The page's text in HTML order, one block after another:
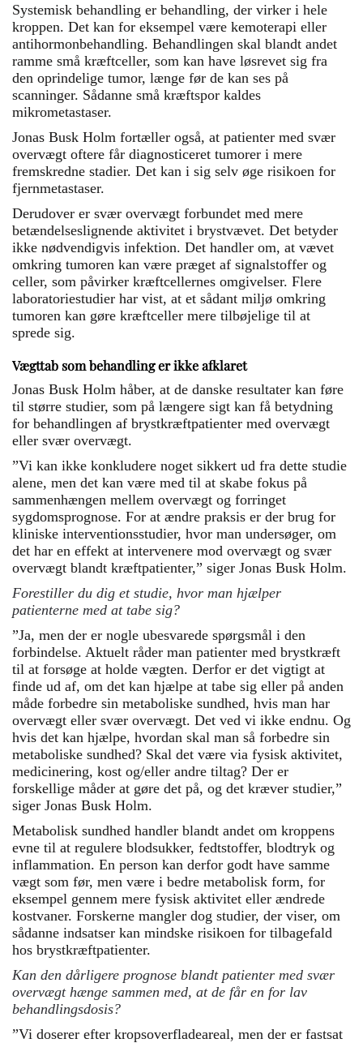
Systemisk behandling er behandling, der virker i hele
kroppen. Det kan for eksempel være kemoterapi eller
antihormonbehandling. Behandlingen skal blandt andet
ramme små kræftceller, som kan have løsrevet sig fra
den oprindelige tumor, længe før de kan ses på
scanninger. Sådanne små kræftspor kaldes
mikrometastaser.
Jonas Busk Holm fortæller også, at patienter med svær
overvægt oftere får diagnosticeret tumorer i mere
fremskredne stadier. Det kan i sig selv øge risikoen for
fjernmetastaser.
Derudover er svær overvægt forbundet med mere
betændelseslignende aktivitet i brystvævet. Det betyder
ikke nødvendigvis infektion. Det handler om, at vævet
omkring tumoren kan være præget af signalstoffer og
celler, som påvirker kræftcellernes omgivelser. Flere
laboratoriestudier har vist, at et sådant miljø omkring
tumoren kan gøre kræftceller mere tilbøjelige til at
sprede sig.
Vægttab som behandling er ikke afklaret
Jonas Busk Holm håber, at de danske resultater kan føre
til større studier, som på længere sigt kan få betydning
for behandlingen af brystkræftpatienter med overvægt
eller svær overvægt.
”Vi kan ikke konkludere noget sikkert ud fra dette studie
alene, men det kan være med til at skabe fokus på
sammenhængen mellem overvægt og forringet
sygdomsprognose. For at ændre praksis er der brug for
kliniske interventionsstudier, hvor man undersøger, om
det har en effekt at intervenere mod overvægt og svær
overvægt blandt kræftpatienter,” siger Jonas Busk Holm.
Forestiller du dig et studie, hvor man hjælper
patienterne med at tabe sig?
”Ja, men der er nogle ubesvarede spørgsmål i den
forbindelse. Aktuelt råder man patienter med brystkræft
til at forsøge at holde vægten. Derfor er det vigtigt at
finde ud af, om det kan hjælpe at tabe sig eller på anden
måde forbedre sin metaboliske sundhed, hvis man har
overvægt eller svær overvægt. Det ved vi ikke endnu. Og
hvis det kan hjælpe, hvordan skal man så forbedre sin
metaboliske sundhed? Skal det være via fysisk aktivitet,
medicinering, kost og/eller andre tiltag? Der er
forskellige måder at gøre det på, og det kræver studier,”
siger Jonas Busk Holm.
Metabolisk sundhed handler blandt andet om kroppens
evne til at regulere blodsukker, fedtstoffer, blodtryk og
inflammation. En person kan derfor godt have samme
vægt som før, men være i bedre metabolisk form, for
eksempel gennem mere fysisk aktivitet eller ændrede
kostvaner. Forskerne mangler dog studier, der viser, om
sådanne indsatser kan mindske risikoen for tilbagefald
hos brystkræftpatienter.
Kan den dårligere prognose blandt patienter med svær
overvægt hænge sammen med, at de får en for lav
behandlingsdosis?
”Vi doserer efter kropsoverfladeareal, men der er fastsat